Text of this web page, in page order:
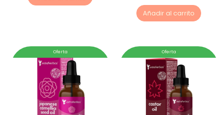
Añadir al carrito
Oferta Oferta